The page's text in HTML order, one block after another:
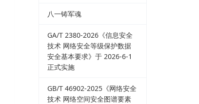
八一铸军魂
GA/T 2380-2026《信息安全
技术 网络安全等级保护数据
安全基本要求》于 2026-6-1
正式实施
GB/T 46902-2025《网络安全
技术 网络空间安全图谱要素